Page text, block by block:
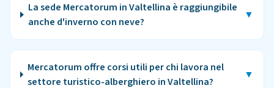
La sede Mercatorum in Valtellina è raggiungibile
anche d'inverno con neve?
▼
Mercatorum offre corsi utili per chi lavora nel
settore turistico-alberghiero in Valtellina?
▼